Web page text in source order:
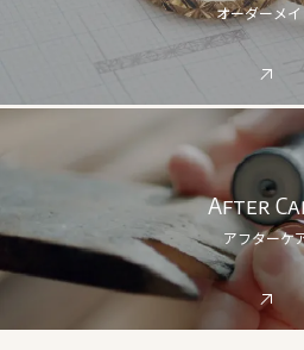
オーダーメ
After
アフターケ